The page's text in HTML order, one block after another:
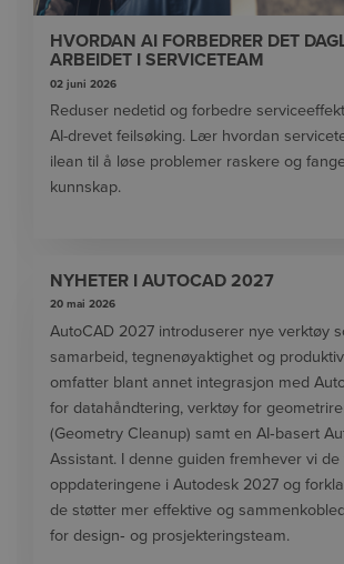
HVORDAN AI FORBEDRER DET
ARBEIDET I SERVICETEAM
02 juni 2026
Reduser nedetid og forbedre
AI-drevet feilsøking. Lær hvordan
ilean til å løse problemer raskere og
kunnskap.
NYHETER I AUTOCAD 2027
20 mai 2026
AutoCAD 2027 introduserer nye verktøy
samarbeid, tegnenøyaktighet og
omfatter blant annet integrasjon med
for datahåndtering, verktøy for
(Geometry Cleanup) samt en AI‑basert
Assistant. I denne guiden fremhever vi de
oppdateringene i Autodesk 2027 og
de støtter mer effektive og
for design‑ og prosjekteringsteam.